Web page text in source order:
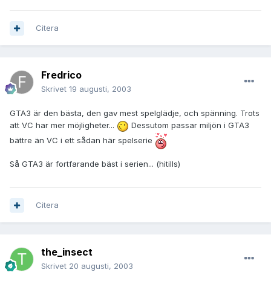
Citera
Fredrico
Skrivet 19 augusti, 2003
GTA3 är den bästa, den gav mest spelglädje, och spänning. Trots
att VC har mer möjligheter...
Dessutom passar miljön i GTA3
bättre än VC i ett sådan här spelserie
Så GTA3 är fortfarande bäst i serien... (hitills)
Citera
the_insect
Skrivet 20 augusti, 2003